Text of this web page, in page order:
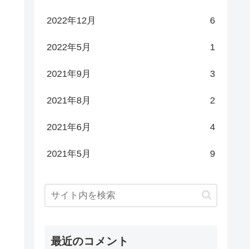
2022年12月 6
2022年5月 1
2021年9月 3
2021年8月 2
2021年6月 4
2021年5月 9
最近のコメント